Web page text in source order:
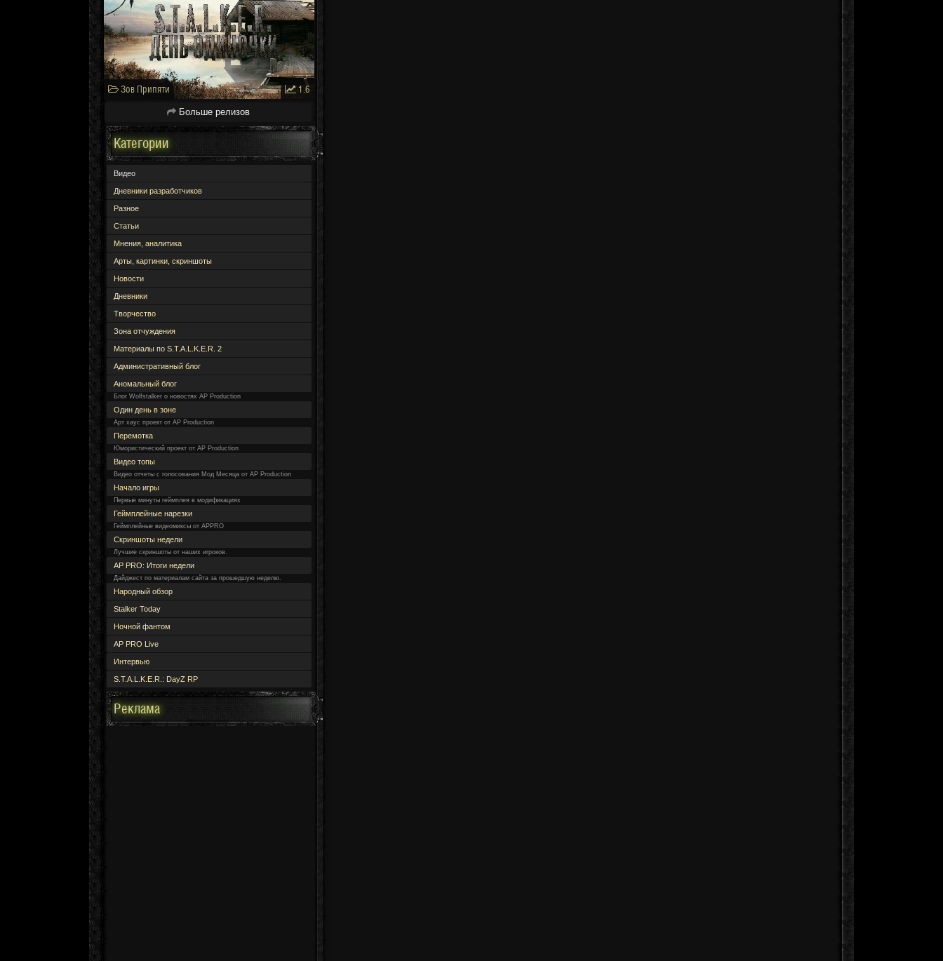
Зов Припяти 1.6
Больше релизов
Категории
Видео
Дневники разработчиков
Разное
Статьи
Мнения, аналитика
Арты, картинки, скриншоты
Новости
Дневники
Творчество
Зона отчуждения
Материалы по S.T.A.L.K.E.R. 2
Административный блог
Аномальный блог
Блог Wolfstalker о новостях AP Production
Один день в зоне
Арт хаус проект от AP Production
Перемотка
Юмористический проект от AP Production
Видео топы
Видео отчеты с голосования Мод Месяца от AP Production
Начало игры
Первые минуты геймплея в модификациях
Геймплейные нарезки
Геймплейные видеомиксы от APPRO
Скриншоты недели
Лучшие скриншоты от наших игроков.
AP PRO: Итоги недели
Дайджест по материалам сайта за прошедшую неделю.
Народный обзор
Stalker Today
Ночной фантом
AP PRO Live
Интервью
S.T.A.L.K.E.R.: DayZ RP
Реклама